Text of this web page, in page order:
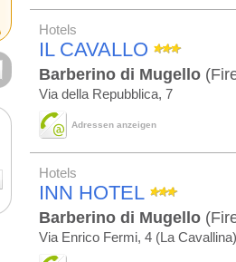
Hotels
IL CAVALLO
Barberino di Mugello
Via della Repubblica, 7
Adressen anzeigen
Hotels
INN HOTEL
Barberino di Mugello
Via Enrico Fermi, 4 (La